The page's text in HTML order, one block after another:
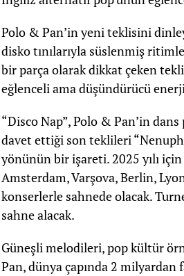
Polo & Pan’in yeni teklisini
disko tınılarıyla süslenmiş
bir parça olarak dikkat çeken
eğlenceli ama düşündürücü
“Disco Nap”, Polo & Pan’in
davet ettiği son teklileri
yönünün bir işareti. 2025 yılı
Amsterdam, Varşova, Berlin,
konserlerle sahnede olacak.
sahne alacak.
Güneşli melodileri, pop kültür
Pan, dünya çapında 2